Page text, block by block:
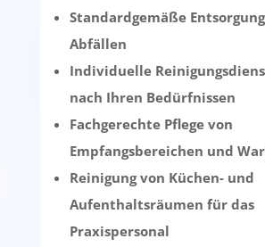
Standardgemäße
Abfällen
Individuelle
nach Ihren Bedürfnissen
Fachgerechte Pflege von
Empfangsbereichen und
Reinigung von Küchen- und
Aufenthaltsräumen für das
Praxispersonal